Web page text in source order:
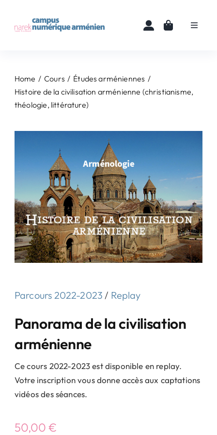
content
Toggle
Cours
Contact
Home Cours
Études arméniennes
Histoire de la civilisation arménienne (christianisme,
théologie, littérature)
Parcours 2022-2023 / Replay
Panorama de la civilisation
arménienne
Ce cours 2022-2023 est disponible en replay.
Votre inscription vous donne accès aux captations
vidéos des séances.
50,00 €